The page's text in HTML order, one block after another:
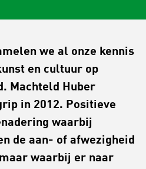
we al onze kennis
en cultuur op
Machteld Huber
in 2012. Positieve
waarbij
de aan- of afwezigheid
waarbij er naar